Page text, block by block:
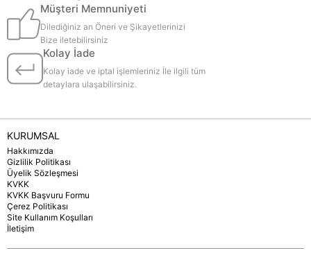
Müşteri Memnuniyeti
Dilediğiniz an Öneri ve Şikayetlerinizi
Bize iletebilirsiniz
Kolay İade
Kolay iade ve iptal işlemleriniz İle ilgili tüm
detaylara ulaşabilirsiniz.
KURUMSAL
Hakkımızda
Gizlilik Politikası
Üyelik Sözleşmesi
KVKK
KVKK Başvuru Formu
Çerez Politikası
Site Kullanım Koşulları
İletişim